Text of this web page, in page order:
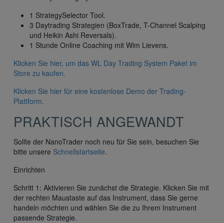
1 StrategySelector Tool.
3 Daytrading Strategien (BoxTrade, T-Channel Scalping
und Heikin Ashi Reversals).
1 Stunde Online Coaching mit Wim Lievens.
Klicken Sie hier, um das WL Day Trading System Paket im
Store zu kaufen.
Klicken Sie hier für eine kostenlose Demo der Trading-
Plattform.
PRAKTISCH ANGEWANDT
Sollte der NanoTrader noch neu für Sie sein, besuchen Sie
bitte unsere Schnellstartseite.
Einrichten
Schritt 1: Aktivieren Sie zunächst die Strategie. Klicken Sie mit
der rechten Maustaste auf das Instrument, dass Sie gerne
handeln möchten und wählen Sie die zu Ihrem Instrument
passende Strategie.